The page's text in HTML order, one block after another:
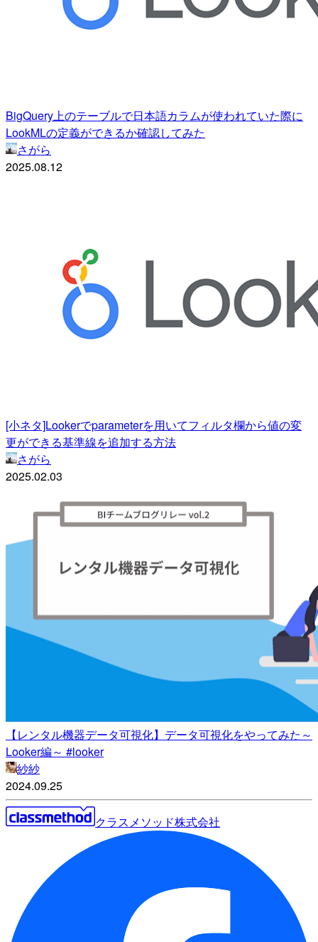
BigQuery上のテーブルで日本語カラムが使われていた際に
LookMLの定義ができるか確認してみた
さがら
2025.08.12
[小ネタ]Lookerでparameterを用いてフィルタ欄から値の変
更ができる基準線を追加する方法
さがら
2025.02.03
【レンタル機器データ可視化】データ可視化をやってみた～
Looker編～ #looker
紗紗
2024.09.25
クラスメソッド株式会社